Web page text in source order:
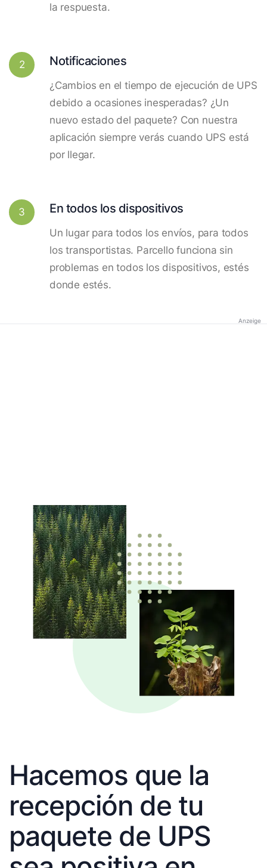
la respuesta.
2 Notificaciones
¿Cambios en el tiempo de ejecución de UPS
debido a ocasiones inesperadas? ¿Un
nuevo estado del paquete? Con nuestra
aplicación siempre verás cuando UPS está
por llegar.
3 En todos los dispositivos
Un lugar para todos los envíos, para todos
los transportistas. Parcello funciona sin
problemas en todos los dispositivos, estés
donde estés.
Anzeige
Hacemos que la
recepción de tu
paquete de UPS